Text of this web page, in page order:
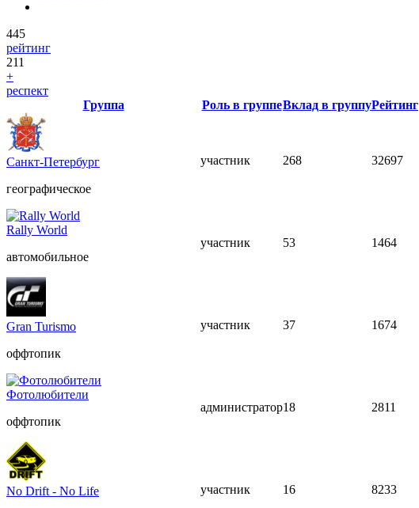
445
рейтинг
211
+
респект
Группа
Роль в группеВклад в группуРейтинг
Санкт-Петербург
географическое
участник 268 32697
Rally World
автомобильное
участник 53 1464
Gran Turismo
оффтопик
участник 37 1674
Фотолюбители
оффтопик
администратор18 2811
No Drift - No Life
участник 16 8233